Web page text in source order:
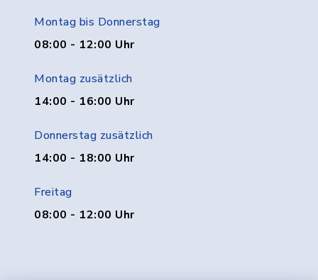
Montag bis Donnerstag
08:00 - 12:00 Uhr
Montag zusätzlich
14:00 - 16:00 Uhr
Donnerstag zusätzlich
14:00 - 18:00 Uhr
Freitag
08:00 - 12:00 Uhr